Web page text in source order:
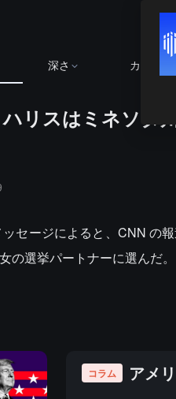
深さ カレンダ
ハリスはミネソタ
セージによると、CNN の
の選挙パートナーに選んだ。
コラム アメ